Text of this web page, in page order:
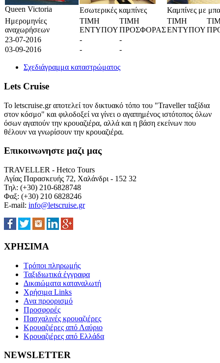
Queen Victoria Εσωτερικές καμπίνες
Καμπίνες με
Ημερομηνίες
αναχωρήσεων
ΤΙΜΗ
ΕΝΤΥΠΟΥ
ΤΙΜΗ
ΠΡΟΣΦΟΡΑΣ
ΤΙΜΗ
ΕΝΤΥΠΟΥ
23-07-2016
-
-
03-09-2016
- -
Σχεδιάγραμμα καταστρώματος
Lets Cruise
Το letscruise.gr αποτελεί τον δικτυακό τόπο του "Traveller ταξίδια
στον κόσμο" και φιλοδοξεί να γίνει ο αγαπημένος ιστότοπος όλων
όσων αγαπούν την κρουαζιέρα, αλλά και η βάση εκείνων που
θέλουν να γνωρίσουν την κρουαζιέρα.
Επικοινωνηστε μαζι μας
TRAVELLER - Hetco Tours
Αγίας Παρασκευής 72, Χαλάνδρι - 152 32
Τηλ: (+30) 210-6828748
Φαξ: (+30) 210 6828246
E-mail: info@letscruise.gr
ΧΡΗΣΙΜΑ
Τρόποι πληρωμής
Ταξιδιωτικά έγγραφα
Δικαιώματα καταναλωτή
Χρήσιμα Links
Ανα προορισμό
Προσφορές
Πασχαλινές κρουαζιέρες
Κρουαζιέρες από Λαύριο
Κρουαζιέρες από Ελλάδα
NEWSLETTER